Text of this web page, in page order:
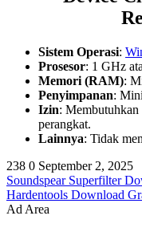
Sistem Operasi:
Prosesor: 1 GHz
Memori (RAM):
Penyimpanan:
Izin:
perangkat.
Lainnya: Tidak
238 0 September 2, 2025
Soundspear Superfilter
Hardentools Download
Ad Area